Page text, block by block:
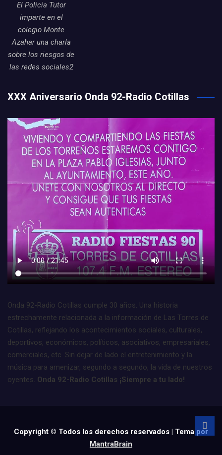
El Policia Tutor
imparte en el
colegio Monte
Azahar una charla
sobre los riesgos de
las redes sociales2
XXX Aniversario Onda 92-Radio Cotillas
Onda 92-Radio Cotillas cumple 30 años. Una historia
estrechamente relacionada a la información de Las Torres de
Cotillas, reflejando los acontecimientos sociales, culturales,
deportivos, económicos, políticos, asociativos, empresariales,
comerciales, etc. Sin dejar de lado el entretenimiento y la
música para amenizar, segundo a segundo, la vida de nuestros
oyentes. Onda 92-Radio Cotillas ¡Siempre a tu lado!
Copyright © Todos los derechos reservados | Tema por
MantraBrain